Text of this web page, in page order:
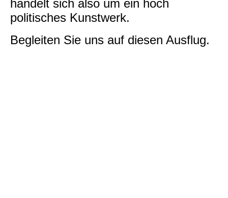
handelt sich also um ein hoch
politisches Kunstwerk.
Begleiten Sie uns auf diesen Ausflug.